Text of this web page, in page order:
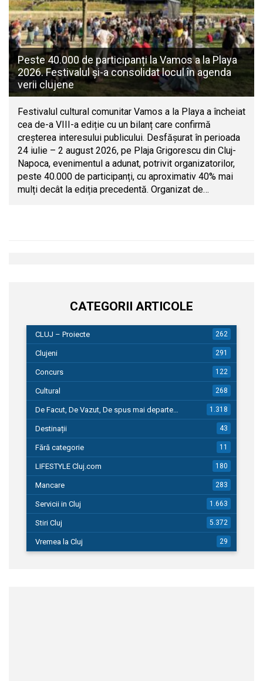
Peste 40.000 de participanți la Vamos a la Playa
2026. Festivalul și-a consolidat locul în agenda
verii clujene
Festivalul cultural comunitar Vamos a la Playa a încheiat
cea de-a VIII-a ediție cu un bilanț care confirmă
creșterea interesului publicului. Desfășurat în perioada
24 iulie – 2 august 2026, pe Plaja Grigorescu din Cluj-
Napoca, evenimentul a adunat, potrivit organizatorilor,
peste 40.000 de participanți, cu aproximativ 40% mai
mulți decât la ediția precedentă. Organizat de…
CATEGORII ARTICOLE
CLUJ – Proiecte 262
Clujeni 291
Concurs 122
Cultural 268
De Facut, De Vazut, De spus mai departe… 1.318
Destinații 43
Fără categorie 11
LIFESTYLE Cluj.com 180
Mancare 283
Servicii in Cluj 1.663
Stiri Cluj 5.372
Vremea la Cluj 29